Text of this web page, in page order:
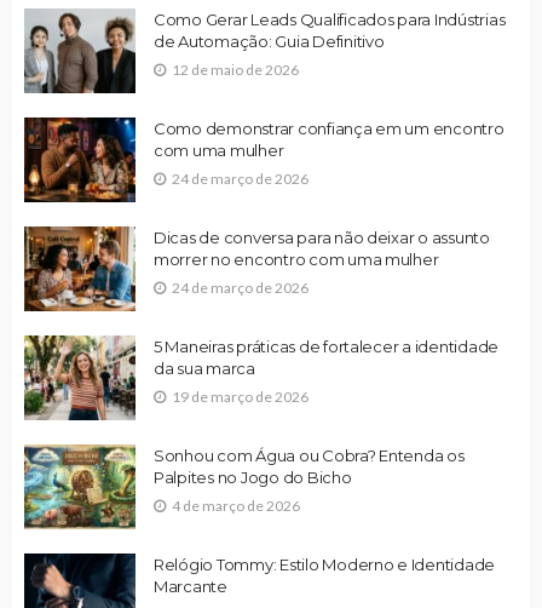
Como Gerar Leads Qualificados para Indústrias
de Automação: Guia Definitivo
12 de maio de 2026
Como demonstrar confiança em um encontro
com uma mulher
24 de março de 2026
Dicas de conversa para não deixar o assunto
morrer no encontro com uma mulher
24 de março de 2026
5 Maneiras práticas de fortalecer a identidade
da sua marca
19 de março de 2026
Sonhou com Água ou Cobra? Entenda os
Palpites no Jogo do Bicho
4 de março de 2026
Relógio Tommy: Estilo Moderno e Identidade
Marcante